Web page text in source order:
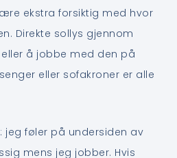
ekstra forsiktig med hvor
Direkte sollys gjennom
å jobbe med den på
eller sofakroner er alle
jeg føler på undersiden av
mens jeg jobber. Hvis